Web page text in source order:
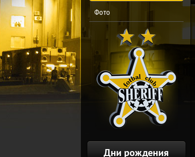
Фото
Дни рождения